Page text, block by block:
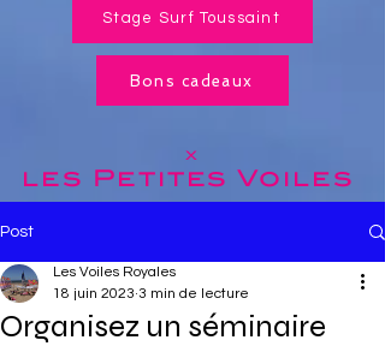
Stage Surf Toussaint
Bons cadeaux
x
les Petites Voiles
Post
Organisez un séminaire
Les Voiles Royales
18 juin 2023 3 min de lecture